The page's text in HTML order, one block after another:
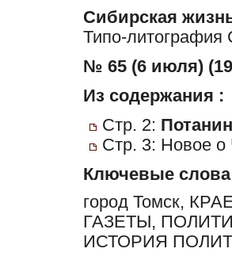
Сибирская
Типо-литография
№ 65 (6 июля)
Из содержания :
Стр. 2:
Стр. 3: Новое о
Ключевые слова
город Томск,
ГАЗЕТЫ,
ИСТОРИЯ